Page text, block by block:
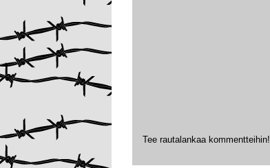
Tee rautalankaa kommentteihin!